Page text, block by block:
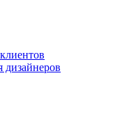
дизайнеров